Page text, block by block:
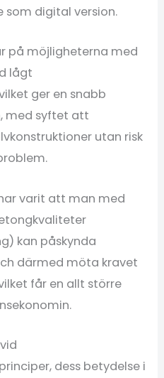
som digital version.
på möjligheterna med
lågt
ger en snabb
med syftet att
utan risk
varit att man med
kan påskynda
därmed möta kravet
får en allt större
dess betydelse i